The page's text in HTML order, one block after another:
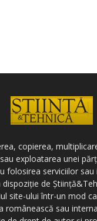
copierea,
exploatarea unei
folosirea serviciilor
dispoziție de
site-ului într-un mod
românească sau